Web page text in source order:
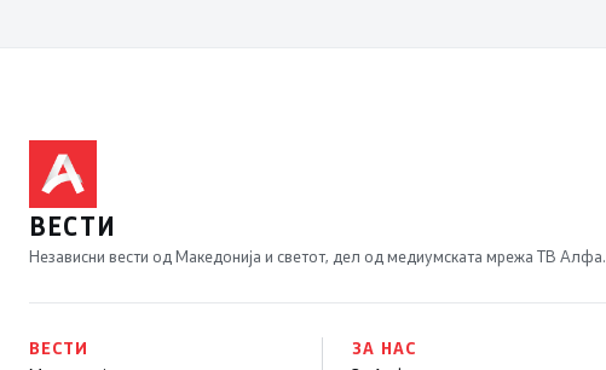
ВЕСТИ
Независни вести од Македонија и светот, дел од медиумската мрежа ТВ Алфа.
ВЕСТИ
ЗА НАС